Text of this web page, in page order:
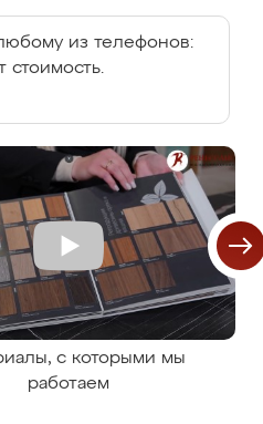
из телефонов:
стоимость.
с которыми мы
работаем